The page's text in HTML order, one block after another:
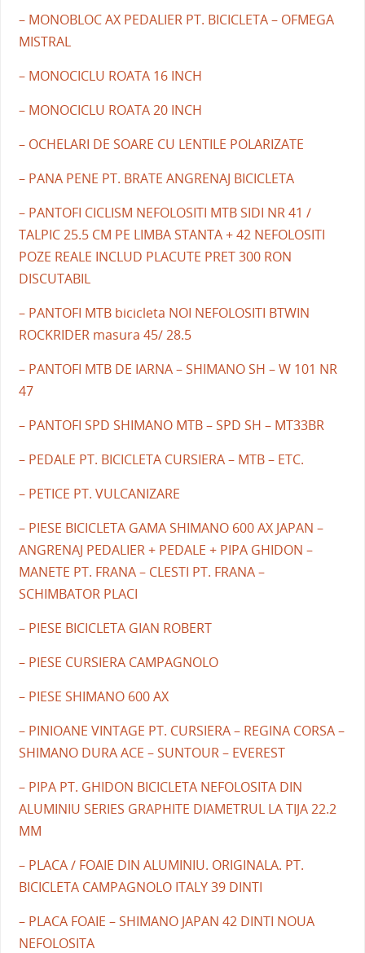
– MONOBLOC AX PEDALIER PT. BICICLETA – OFMEGA
MISTRAL
– MONOCICLU ROATA 16 INCH
– MONOCICLU ROATA 20 INCH
– OCHELARI DE SOARE CU LENTILE POLARIZATE
– PANA PENE PT. BRATE ANGRENAJ BICICLETA
– PANTOFI CICLISM NEFOLOSITI MTB SIDI NR 41 /
TALPIC 25.5 CM PE LIMBA STANTA + 42 NEFOLOSITI
POZE REALE INCLUD PLACUTE PRET 300 RON
DISCUTABIL
– PANTOFI MTB bicicleta NOI NEFOLOSITI BTWIN
ROCKRIDER masura 45/ 28.5
– PANTOFI MTB DE IARNA – SHIMANO SH – W 101 NR
47
– PANTOFI SPD SHIMANO MTB – SPD SH – MT33BR
– PEDALE PT. BICICLETA CURSIERA – MTB – ETC.
– PETICE PT. VULCANIZARE
– PIESE BICICLETA GAMA SHIMANO 600 AX JAPAN –
ANGRENAJ PEDALIER + PEDALE + PIPA GHIDON –
MANETE PT. FRANA – CLESTI PT. FRANA –
SCHIMBATOR PLACI
– PIESE BICICLETA GIAN ROBERT
– PIESE CURSIERA CAMPAGNOLO
– PIESE SHIMANO 600 AX
– PINIOANE VINTAGE PT. CURSIERA – REGINA CORSA –
SHIMANO DURA ACE – SUNTOUR – EVEREST
– PIPA PT. GHIDON BICICLETA NEFOLOSITA DIN
ALUMINIU SERIES GRAPHITE DIAMETRUL LA TIJA 22.2
MM
– PLACA / FOAIE DIN ALUMINIU. ORIGINALA. PT.
BICICLETA CAMPAGNOLO ITALY 39 DINTI
– PLACA FOAIE – SHIMANO JAPAN 42 DINTI NOUA
NEFOLOSITA